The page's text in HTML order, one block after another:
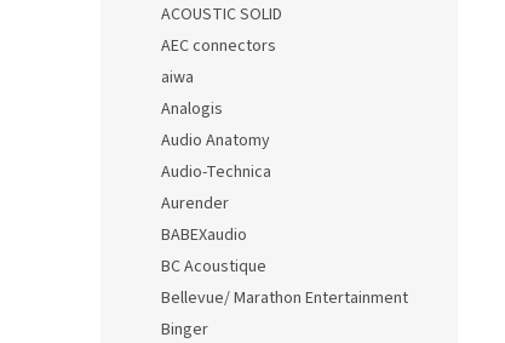
ACOUSTIC SOLID
AEC connectors
aiwa
Analogis
Audio Anatomy
Audio-Technica
Aurender
BABEXaudio
BC Acoustique
Bellevue/ Marathon Entertainment
Binger